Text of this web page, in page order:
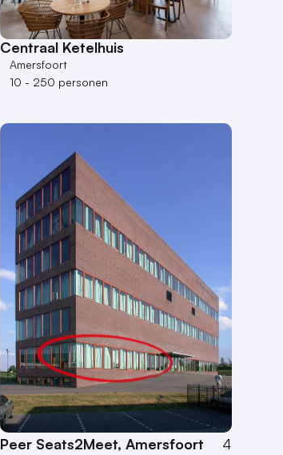
Centraal Ketelhuis
Amersfoort
10 - 250 personen
Peer Seats2Meet, Amersfoort 4